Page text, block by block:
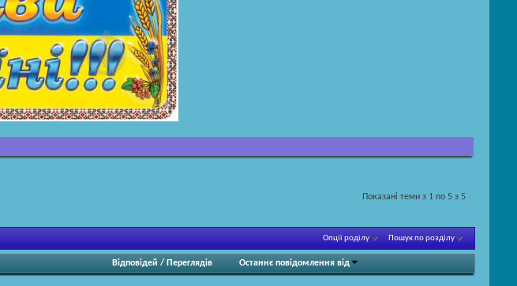
Показані теми з 1 по 5 з 5
Опції роділу Пошук по розділу
Відповідей / Переглядів Останнє повідомлення від